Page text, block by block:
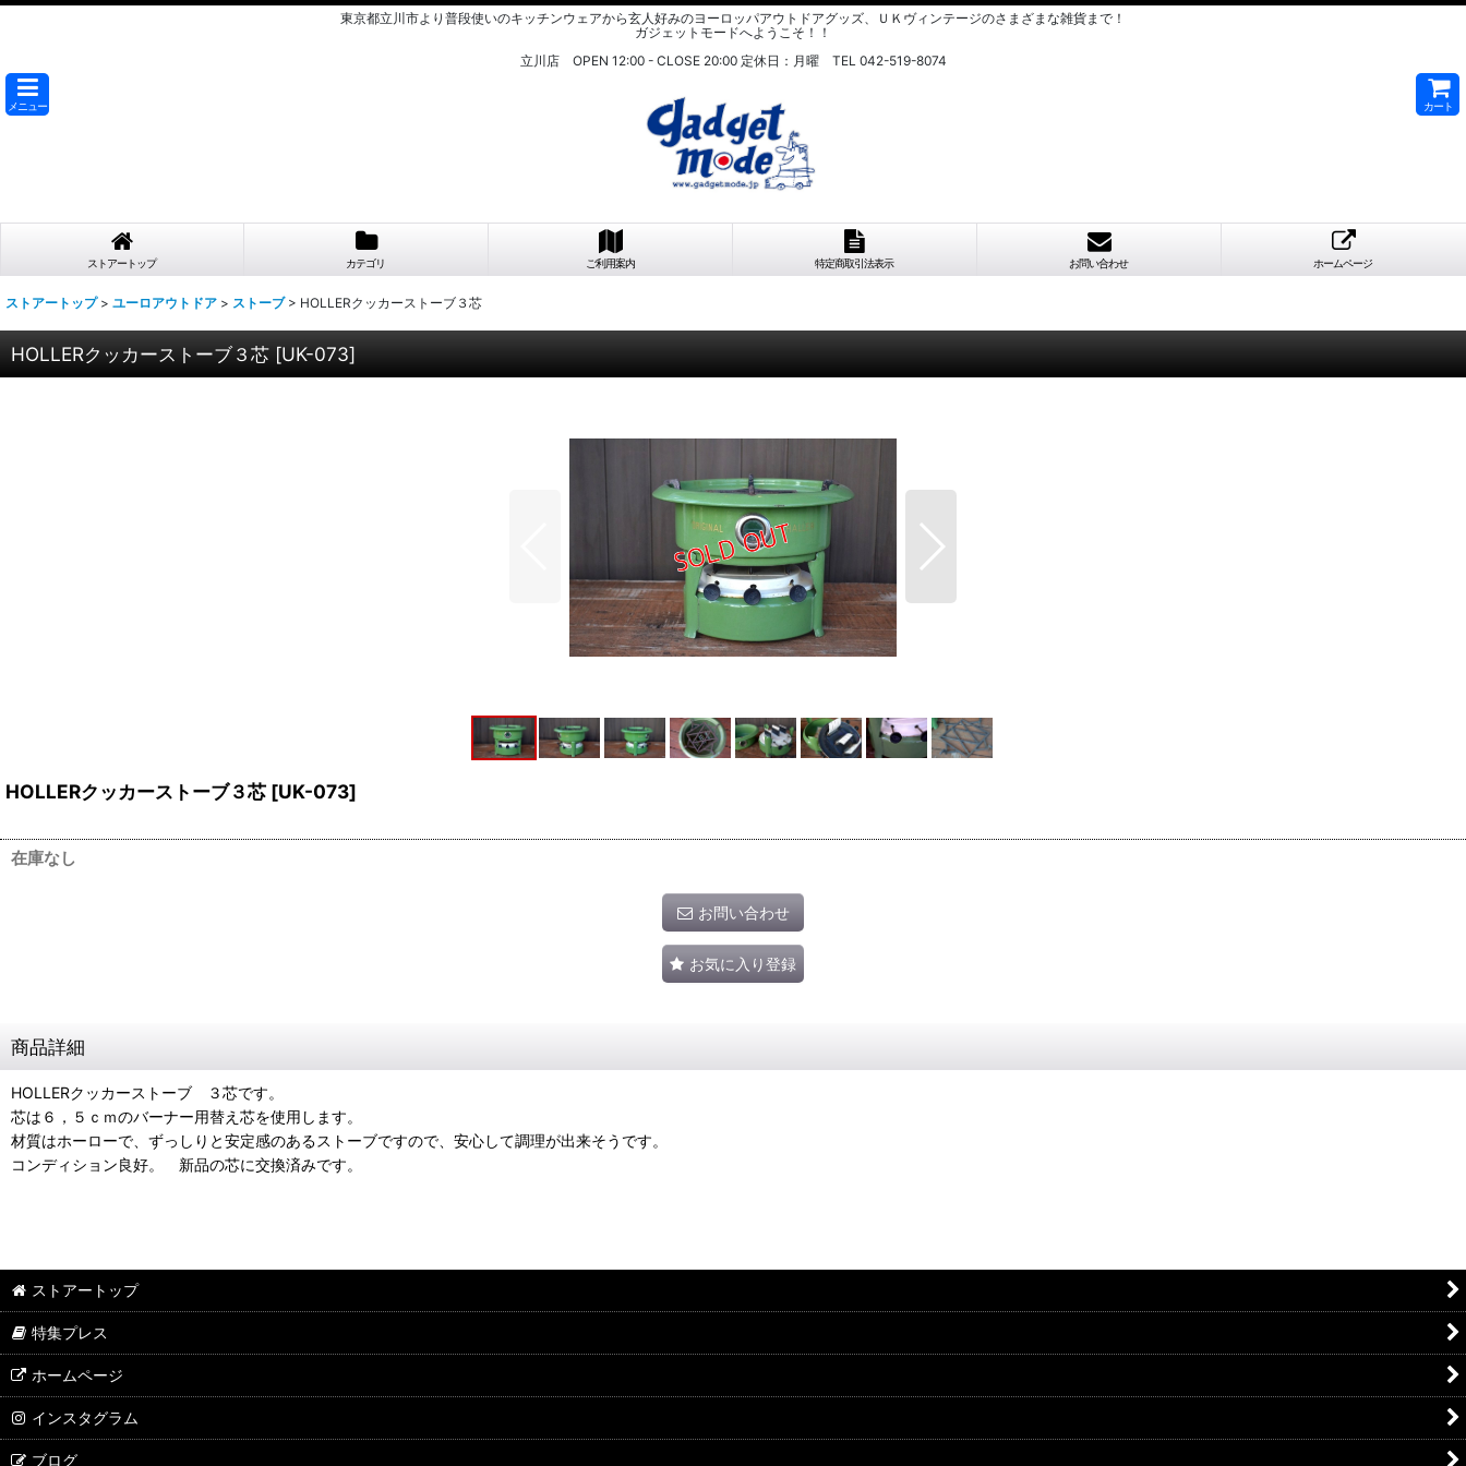
東京都立川市より普段使いのキッチンウェアから玄人好みのヨーロッパアウトドアグッズ、ＵＫヴィンテージのさまざまな雑貨まで！
ガジェットモードへようこそ！！
立川店 OPEN 12:00 - CLOSE 20:00 定休日：月曜 TEL 042-519-8074
メニュー カート
ストアートップ カテゴリ ご利用案内 特定商取引法表示 お問い合わせ ホームページ
ストアートップ > ユーロアウトドア > ストーブ > HOLLERクッカーストーブ３芯
HOLLERクッカーストーブ３芯 [UK-073]
HOLLERクッカーストーブ３芯 [UK-073]
在庫なし
お問い合わせ
お気に入り登録
商品詳細
HOLLERクッカーストーブ ３芯です。
芯は６，５ｃｍのバーナー用替え芯を使用します。
材質はホーローで、ずっしりと安定感のあるストーブですので、安心して調理が出来そうです。
コンディション良好。 新品の芯に交換済みです。
ストアートップ
特集プレス
ホームページ
インスタグラム
ブログ